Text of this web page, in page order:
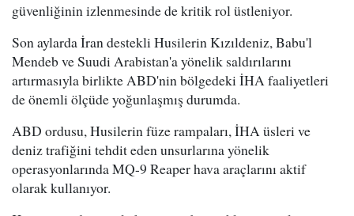
güvenliğinin izlenmesinde de kritik rol üstleniyor.
Son aylarda İran destekli Husilerin Kızıldeniz, Babu'l
Mendeb ve Suudi Arabistan'a yönelik saldırılarını
artırmasıyla birlikte ABD'nin bölgedeki İHA faaliyetleri
de önemli ölçüde yoğunlaşmış durumda.
ABD ordusu, Husilerin füze rampaları, İHA üsleri ve
deniz trafiğini tehdit eden unsurlarına yönelik
operasyonlarında MQ-9 Reaper hava araçlarını aktif
olarak kullanıyor.